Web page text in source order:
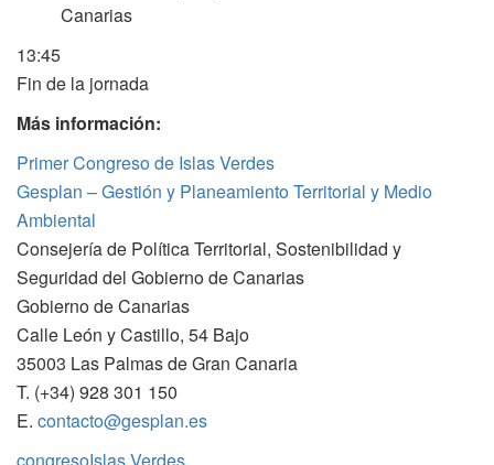
Canarias
13:45
Fin de la jornada
Más información:
Primer Congreso de Islas Verdes
Gesplan – Gestión y Planeamiento Territorial y Medio
Ambiental
Consejería de Política Territorial, Sostenibilidad y
Seguridad del Gobierno de Canarias
Gobierno de Canarias
Calle León y Castillo, 54 Bajo
35003 Las Palmas de Gran Canaria
T. (+34) 928 301 150
E. contacto@gesplan.es
congresoIslas Verdes